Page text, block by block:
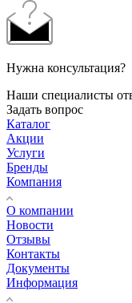
Нужна консультация?
Наши специалисты
Задать вопрос
Каталог
Акции
Услуги
Бренды
Компания
О компании
Новости
Отзывы
Контакты
Документы
Информация